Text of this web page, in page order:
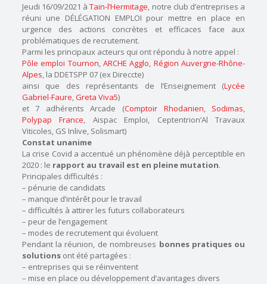
Jeudi 16/09/2021 àTain-l’Hermitage, notre club d’entreprises a
réuni une DÉLÉGATION EMPLOI pour mettre en place en
urgence des actions concrètes et efficaces face aux
problématiques de recrutement.
Parmi les principaux acteurs qui ont répondu à notre appel :
Pôle emploi Tournon,ARCHE Agglo, Région Auvergne-Rhône-
Alpes, la DDETSPP 07 (ex Direccte)
ainsi que des représentants de l’Enseignement (Lycée
Gabriel-Faure,Greta Viva5)
et 7 adhérents Arcade (Comptoir Rhodanien, Sodimas,
Polypap France, Aispac Emploi, Ceptentrion’Al Travaux
Viticoles, GS Inlive, Solismart)
Constat unanime
La crise Covid a accentué un phénomène déjà perceptible en
2020 : le rapport au travail est en pleine mutation.
Principales difficultés :
– pénurie de candidats
– manque d’intérêt pour le travail
– difficultés à attirer les futurs collaborateurs
– peur de l’engagement
– modes de recrutement qui évoluent
Pendant la réunion, de nombreuses bonnes pratiques ou
solutionsont été partagées :
– entreprises qui se réinventent
– mise en place ou développement d’avantages divers